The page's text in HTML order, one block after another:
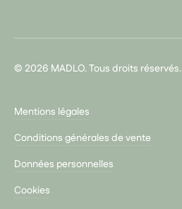
© 2026 MADLO. Tous droits réservés.
Mentions légales
Conditions générales de vente
Données personnelles
Cookies